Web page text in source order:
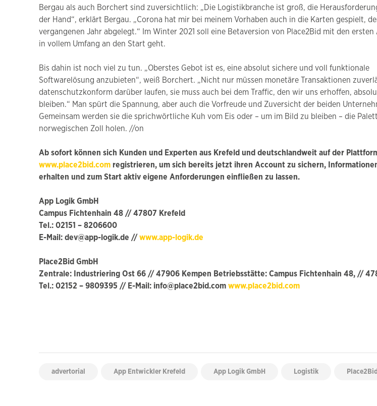
Bergau als auch Borchert sind zuversichtlich: „Die Logistikbranche ist groß, die
der Hand“, erklärt Bergau. „Corona hat mir bei meinem Vorhaben auch in die Karten gespielt,
vergangenen Jahr abgelegt.“ Im Winter 2021 soll eine Betaversion von Place2Bid mit den
in vollem Umfang an den Start geht.
Bis dahin ist noch viel zu tun. „Oberstes Gebot ist es, eine absolut sichere und voll funktionale
Softwarelösung anzubieten“, weiß Borchert. „Nicht nur müssen monetäre Transaktionen
datenschutzkonform darüber laufen, sie muss auch bei dem Traffic, den wir uns erhoffen,
bleiben.“ Man spürt die Spannung, aber auch die Vorfreude und Zuversicht der beiden
Gemeinsam werden sie die sprichwörtliche Kuh vom Eis oder – um im Bild zu bleiben – die
norwegischen Zoll holen. //on
Ab sofort können sich Kunden und Experten aus Krefeld und deutschlandweit auf der
www.place2bid.com registrieren, um sich bereits jetzt ihren Account zu sichern,
erhalten und zum Start aktiv eigene Anforderungen einfließen zu lassen.
App Logik GmbH
Campus Fichtenhain 48 // 47807 Krefeld
Tel.: 02151 – 8206600
E-Mail: dev@app-logik.de // www.app-logik.de
Place2Bid GmbH
Zentrale: Industriering Ost 66 // 47906 Kempen Betriebsstätte: Campus Fichtenhain 48, //
Tel.: 02152 – 9809395 // E-Mail: info@place2bid.com www.place2bid.com
advertorial App Entwickler Krefeld App Logik GmbH Logistik Place2Bid